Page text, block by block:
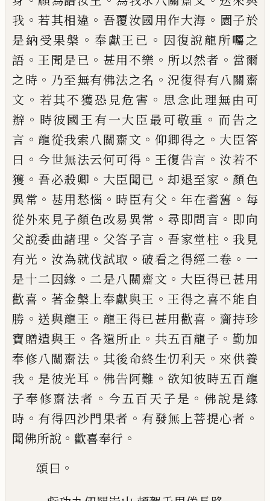
我 。若其相違 。 吾覆汝國用作大海 。 園子於
是納受果槃 。 奉獻王已 。 因復說龍所囑之
語 。 王聞是已 。 甚用不樂 。 所以然者 。 當爾
之時 。 乃至無有佛法之名 。況復得有八關齋
文 。 若其不獲恐見危害 。 思念此理無由可
辦 。 時彼國王有一大臣最可敬重 。 而告之
言 。 龍從我索八關齋文 。 仰卿得之 。 大臣答
曰 。 今世無法云何可得 。 王復告言 。 汝若不
獲 。 吾必殺卿 。 大臣聞已 。却退至家 。 顏色
異常 。 甚用愁惱 。 時臣有父 。 年在耆舊 。 每
從外來見子顏色改易異常 。 尋即問言 。 即向
父說委曲諸理 。 父答子言 。 吾家堂柱 。 我見
有光 。 汝為就伐試取 。破看之得經二卷 。 一
是十二因緣 。 二是八關齋文 。 大臣得已甚用
歡喜 。 著金槃 上奉獻與王 。 王得之喜不能自
勝 。 送與龍王 。 龍王得已甚用歡喜 。 齎持珍
寶贈遺與王 。各還所止 。 共五百龍子 。勤加
奉修八關齋法 。 其後命終生忉利天 。 來供養
我 。 是彼光耳 。 佛告阿難 。欲知彼時五百龍
子奉修齋法者 。 今五百天子是 。佛說是緣
時 。 有得四沙門果者 。 有發無上菩提心者 。
聞佛所說 。 歡喜奉行 。
頌曰 。